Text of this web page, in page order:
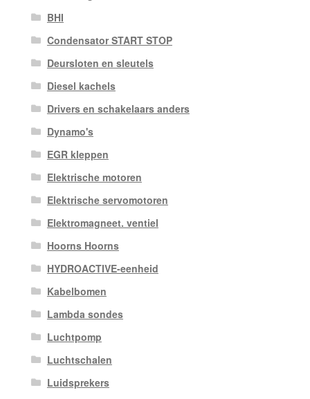
BHI
Condensator START STOP
Deursloten en sleutels
Diesel kachels
Drivers en schakelaars anders
Dynamo's
EGR kleppen
Elektrische motoren
Elektrische servomotoren
Elektromagneet. ventiel
Hoorns Hoorns
HYDROACTIVE-eenheid
Kabelbomen
Lambda sondes
Luchtpomp
Luchtschalen
Luidsprekers